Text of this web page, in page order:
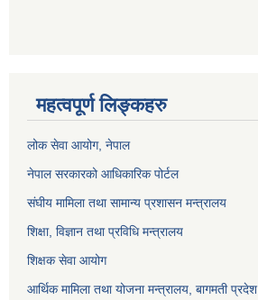
महत्वपूर्ण लिङ्कहरु
लोक सेवा आयोग, नेपाल
नेपाल सरकारको आधिकारिक पोर्टल
संघीय मामिला तथा सामान्य प्रशासन मन्त्रालय
शिक्षा, विज्ञान तथा प्रविधि मन्त्रालय
शिक्षक सेवा आयोग
आर्थिक मामिला तथा योजना मन्त्रालय, बागमती प्रदेश